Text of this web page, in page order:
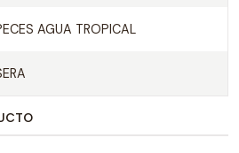
AGUA TROPICAL